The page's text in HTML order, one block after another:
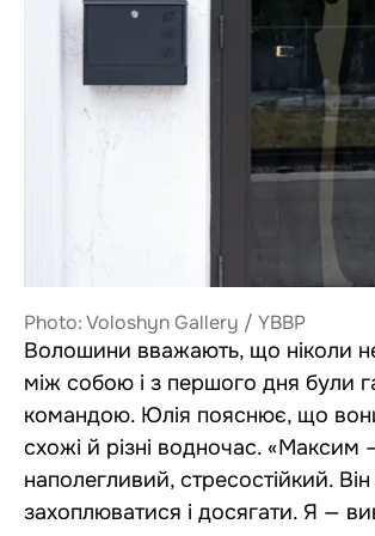
Photo: Voloshyn Gallery / YBBP
Волошини вважають, що ніколи
між собою і з першого дня були
командою. Юлія пояснює, що
схожі й різні водночас. «Максим
наполегливий, стресостійкий. Він
захоплюватися і досягати. Я —